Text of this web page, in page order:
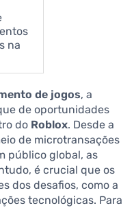
na
de jogos, a
de oportunidades
do Roblox. Desde a
de microtransações
público global, as
é crucial que os
dos desafios, como a
tecnológicas. Para